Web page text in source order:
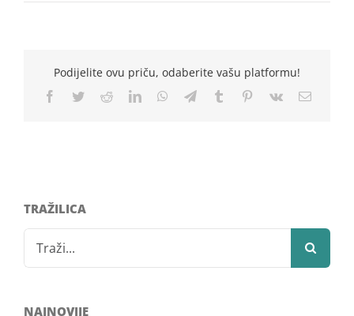
Podijelite ovu priču, odaberite vašu platformu!
Facebook
TwitterRedditLinkedInWhatsApp
TelegramTumblr Pinterest
Vk Email
TRAŽILICA
Search
for:
NAJNOVIJE